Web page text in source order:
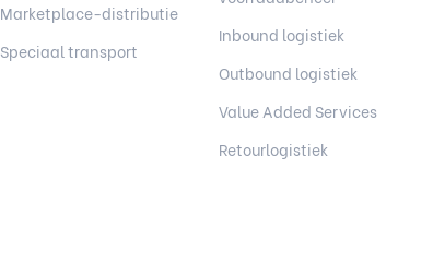
Marketplace-distributie
Speciaal transport
Inbound logistiek
Outbound logistiek
Value Added Services
Retourlogistiek